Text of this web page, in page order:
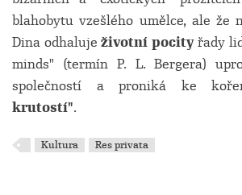
blahobytu vzešlého umělce, ale že
Dina odhaluježivotní pocityřady
minds" (termín P. L. Bergera)
společností a proniká ke
krutostí".
Kultura Res privata